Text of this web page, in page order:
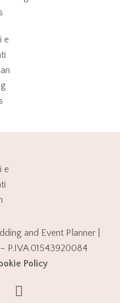
and Event Planner |
P.IVA 01543920084
Policy